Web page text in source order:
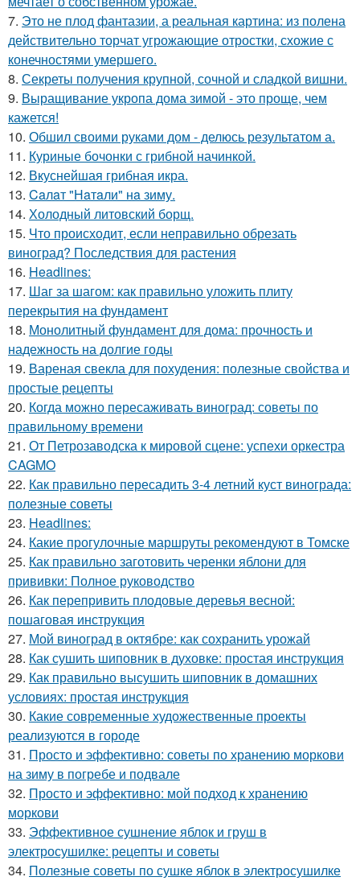
7. Это не плод фантазии, а реальная картина: из полена
действительно торчат угрожающие отростки, схожие с
конечностями умершего.
8. Секреты получения крупной, сочной и сладкой вишни.
9. Выращивание укропа дома зимой - это проще, чем
кажется!
10. Обшил своими руками дом - делюсь результатом а.
11. Куриные бочонки с грибной начинкой.
12. Вкуснейшая грибная икра.
13. Caлaт "Нaтaли" нa зиму.
14. Холодный литовский борщ.
15. Что происходит, если неправильно обрезать
виноград? Последствия для растения
16. Headlines:
17. Шаг за шагом: как правильно уложить плиту
перекрытия на фундамент
18. Монолитный фундамент для дома: прочность и
надежность на долгие годы
19. Вареная свекла для похудения: полезные свойства и
простые рецепты
20. Когда можно пересаживать виноград: советы по
правильному времени
21. От Петрозаводска к мировой сцене: успехи оркестра
CAGMO
22. Как правильно пересадить 3-4 летний куст винограда:
полезные советы
23. Headlines:
24. Какие прогулочные маршруты рекомендуют в Томске
25. Как правильно заготовить черенки яблони для
прививки: Полное руководство
26. Как перепривить плодовые деревья весной:
пошаговая инструкция
27. Мой виноград в октябре: как сохранить урожай
28. Как сушить шиповник в духовке: простая инструкция
29. Как правильно высушить шиповник в домашних
условиях: простая инструкция
30. Какие современные художественные проекты
реализуются в городе
31. Просто и эффективно: советы по хранению моркови
на зиму в погребе и подвале
32. Просто и эффективно: мой подход к хранению
моркови
33. Эффективное сушнение яблок и груш в
электросушилке: рецепты и советы
34. Полезные советы по сушке яблок в электросушилке